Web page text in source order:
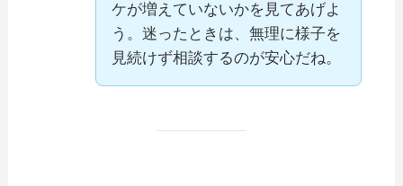
ケが増えていないかを見てあげよ
う。迷ったときは、無理に様子を
見続けず相談するのが安心だね。